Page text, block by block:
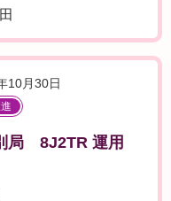
10月30日
局 8J2TR 運用